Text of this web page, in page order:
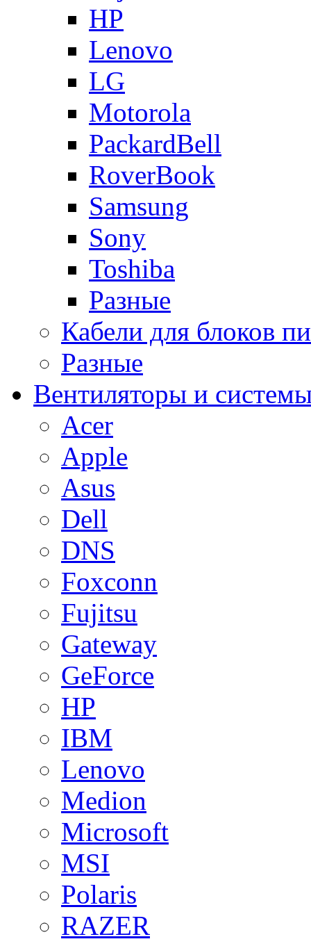
HP
Lenovo
LG
Motorola
PackardBell
RoverBook
Samsung
Sony
Toshiba
Разные
Кабели для блоков
Разные
Вентиляторы и
Acer
Apple
Asus
Dell
DNS
Foxconn
Fujitsu
Gateway
GeForce
HP
IBM
Lenovo
Medion
Microsoft
MSI
Polaris
RAZER